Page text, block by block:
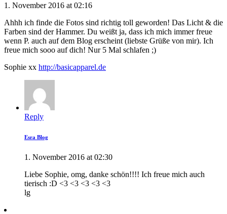
1. November 2016 at 02:16
Ahhh ich finde die Fotos sind richtig toll geworden! Das Licht & die
Farben sind der Hammer. Du weißt ja, dass ich mich immer freue
wenn P. auch auf dem Blog erscheint (liebste Grüße von mir). Ich
freue mich sooo auf dich! Nur 5 Mal schlafen ;)
Sophie xx http://basicapparel.de
Reply
Esra Blog
1. November 2016 at 02:30
Liebe Sophie, omg, danke schön!!!! Ich freue mich auch
tierisch :D <3 <3 <3 <3 <3
lg